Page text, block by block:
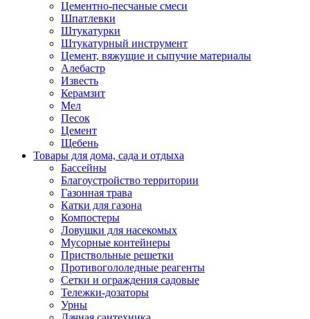
Цементно-песчаные смеси
Шпатлевки
Штукатурки
Штукатурный инструмент
Цемент, вяжущие и сыпучие материалы
Алебастр
Известь
Керамзит
Мел
Песок
Цемент
Щебень
Товары для дома, сада и отдыха
Бассейны
Благоустройство территории
Газонная трава
Катки для газона
Компостеры
Ловушки для насекомых
Мусорные контейнеры
Приствольные решетки
Противогололедные реагенты
Сетки и ограждения садовые
Тележки-дозаторы
Урны